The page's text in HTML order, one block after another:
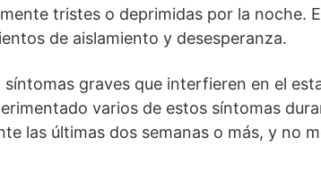
tristes o deprimidas por la noche.
de aislamiento y desesperanza.
graves que interfieren en el
varios de estos síntomas
las últimas dos semanas o más, y no